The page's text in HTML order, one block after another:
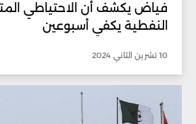
فياض يكشف أن الاحتياطي
النفطية يكفي أسبوعين
10 تشرين الثاني 2024